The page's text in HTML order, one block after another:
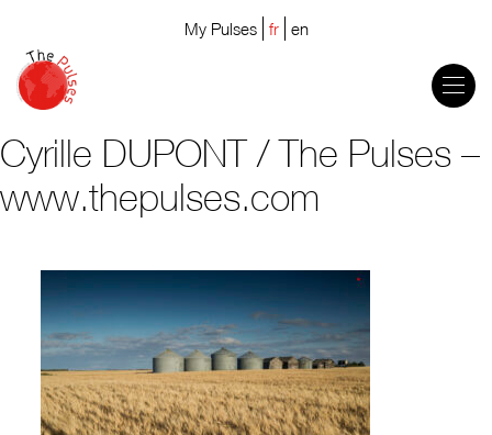
My Pulses fr en
Cyrille DUPONT / The Pulses –
www.thepulses.com